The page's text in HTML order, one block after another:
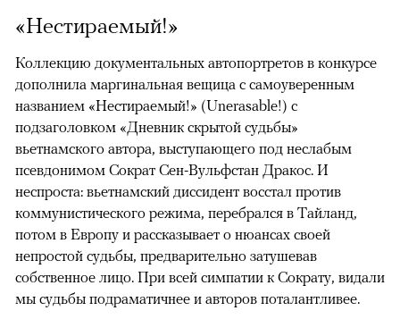
«Нестираемый!»
Коллекцию документальных автопортретов в конкурсе
дополнила маргинальная вещица с самоуверенным
названием «Нестираемый!» (Unerasable!) с
подзаголовком «Дневник скрытой судьбы»
вьетнамского автора, выступающего под неслабым
псевдонимом Сократ Сен-Вульфстан Дракос. И
неспроста: вьетнамский диссидент восстал против
коммунистического режима, перебрался в Тайланд,
потом в Европу и рассказывает о нюансах своей
непростой судьбы, предварительно затушевав
собственное лицо. При всей симпатии к Сократу, видали
мы судьбы подраматичнее и авторов поталантливее.